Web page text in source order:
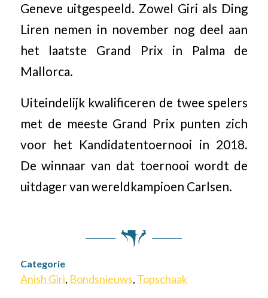
Geneve uitgespeeld. Zowel Giri als Ding
Liren nemen in november nog deel aan
het laatste Grand Prix in Palma de
Mallorca.
Uiteindelijk kwalificeren de twee spelers
met de meeste Grand Prix punten zich
voor het Kandidatentoernooi in 2018.
De winnaar van dat toernooi wordt de
uitdager van wereldkampioen Carlsen.
Categorie
Anish Giri, Bondsnieuws, Topschaak